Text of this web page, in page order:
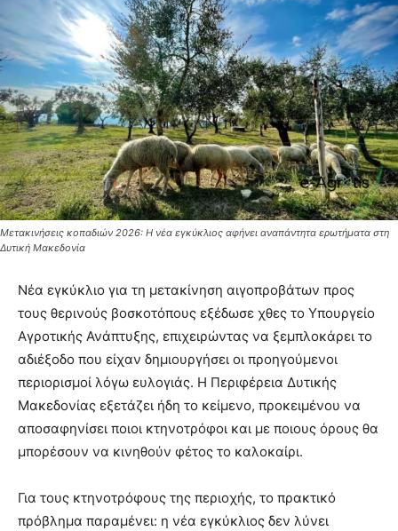
Μετακινήσεις κοπαδιών 2026: Η νέα εγκύκλιος αφήνει αναπάντητα ερωτήματα στη
Δυτική Μακεδονία
Νέα εγκύκλιο για τη μετακίνηση αιγοπροβάτων προς
τους θερινούς βοσκοτόπους εξέδωσε χθες το Υπουργείο
Αγροτικής Ανάπτυξης, επιχειρώντας να ξεμπλοκάρει το
αδιέξοδο που είχαν δημιουργήσει οι προηγούμενοι
περιορισμοί λόγω ευλογιάς. Η Περιφέρεια Δυτικής
Μακεδονίας εξετάζει ήδη το κείμενο, προκειμένου να
αποσαφηνίσει ποιοι κτηνοτρόφοι και με ποιους όρους θα
μπορέσουν να κινηθούν φέτος το καλοκαίρι.
Για τους κτηνοτρόφους της περιοχής, το πρακτικό
πρόβλημα παραμένει: η νέα εγκύκλιος δεν λύνει